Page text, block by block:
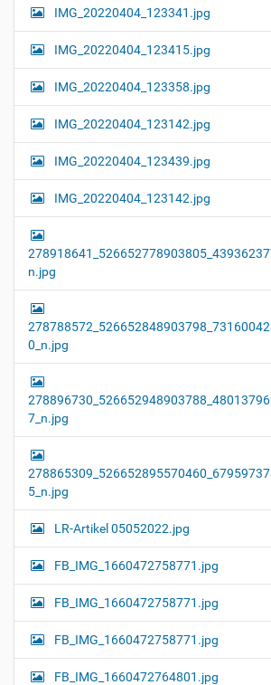
IMG_20220404_123341.jpg
IMG_20220404_123415.jpg
IMG_20220404_123358.jpg
IMG_20220404_123142.jpg
IMG_20220404_123439.jpg
IMG_20220404_123142.jpg
n.jpg
0_n.jpg
7_n.jpg
5_n.jpg
LR-Artikel 05052022.jpg
FB_IMG_1660472758771.jpg
FB_IMG_1660472758771.jpg
FB_IMG_1660472758771.jpg
FB_IMG_1660472764801.jpg